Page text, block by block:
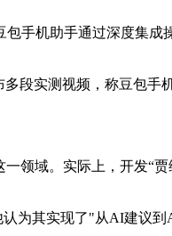
手机助手通过深度集
段实测视频，称豆包
领域。实际上，开发
为其实现了"从AI建议